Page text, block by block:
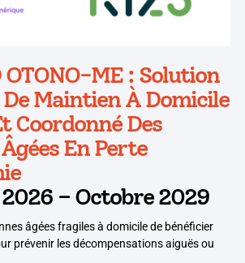
OTONO-ME : Solution
Maintien À Domicile
Coordonné Des
En Perte
– Octobre 2029
âgées fragiles à domicile de bénéficier
prévenir les décompensations aiguës ou